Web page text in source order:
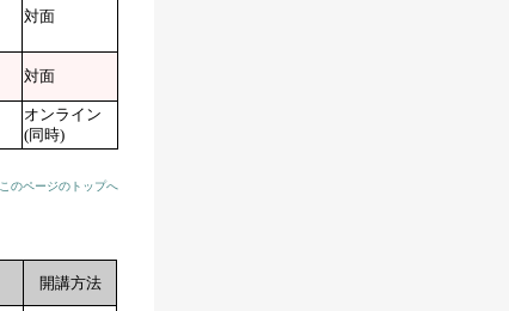
対面
対面
オンライン
(同時)
このページのトップへ
開講方法